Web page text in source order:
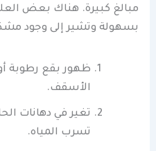
مبالغ كبيرة. هناك بعض
بسهولة وتشير إلى وجود
ظهور بقع رطوبة
الأسقف.
تغير في دهانات
تسرب المياه.